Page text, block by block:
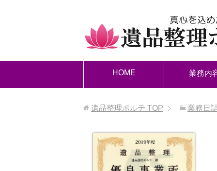
HOME 業務内
遺品整理ポルテ TOP 業務日